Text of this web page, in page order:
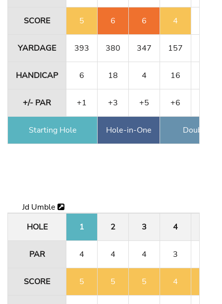
SCORE 5 6 6 4
YARDAGE 393 380 347 157
HANDICAP 6 18 4 16
+/- PAR +1 +3 +5 +6
Starting Hole Hole-in-One Double
Jd Umble
HOLE
1 2 3 4
PAR 4 4 4 3
SCORE 5 5 5 4